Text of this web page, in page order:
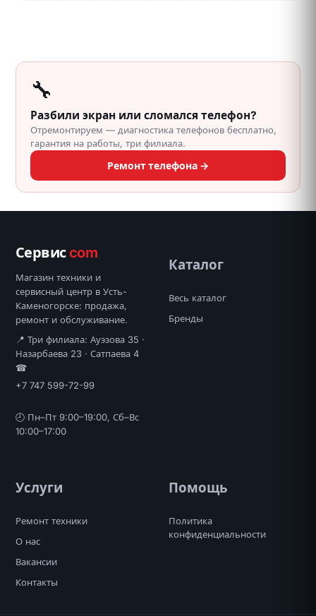
🔧
Разбили экран или сломался телефон?
Отремонтируем — диагностика телефонов бесплатно,
гарантия на работы, три филиала.
Ремонт телефона →
Сервисcom
Магазин техники и
сервисный центр в Усть-
Каменогорске: продажа,
ремонт и обслуживание.
📍 Три филиала: Ауэзова 35 ·
Назарбаева 23 · Сатпаева 4
☎
+7 747 599-72-99
🕘 Пн–Пт 9:00–19:00, Сб–Вс
10:00–17:00
Каталог
Весь каталог
Бренды
Услуги
Ремонт техники
О нас
Вакансии
Контакты
Помощь
Политика
конфиденциальности